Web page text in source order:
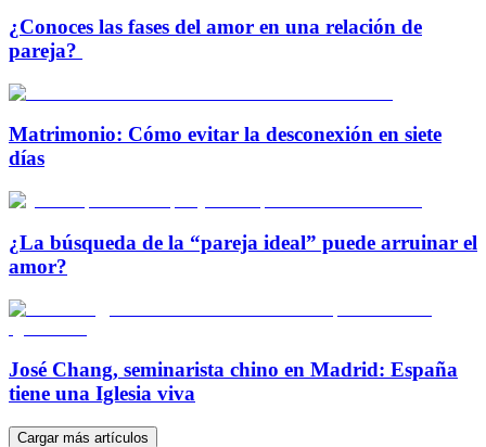
¿Conoces las fases del amor en una relación de
pareja?
Matrimonio: Cómo evitar la desconexión en siete
días
¿La búsqueda de la “pareja ideal” puede arruinar el
amor?
José Chang, seminarista chino en Madrid: España
tiene una Iglesia viva
Cargar más artículos